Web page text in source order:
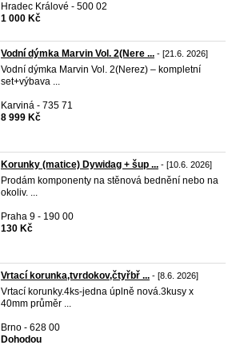
Hradec Králové - 500 02
1 000 Kč
Vodní dýmka Marvin Vol. 2(Nere ... - [21.6. 2026]
Vodní dýmka Marvin Vol. 2(Nerez) – kompletní
set+výbava ...
Karviná - 735 71
8 999 Kč
Korunky (matice) Dywidag + šup ... - [10.6. 2026]
Prodám komponenty na stěnová bednění nebo na
okoliv. ...
Praha 9 - 190 00
130 Kč
Vrtací korunka,tvrdokov,čtyřbř ... - [8.6. 2026]
Vrtací korunky.4ks-jedna úplně nová.3kusy x
40mm průměr ...
Brno - 628 00
Dohodou